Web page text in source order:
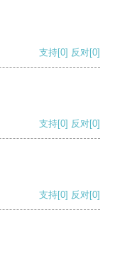
支持[0] 反对[0]
支持[0] 反对[0]
支持[0] 反对[0]